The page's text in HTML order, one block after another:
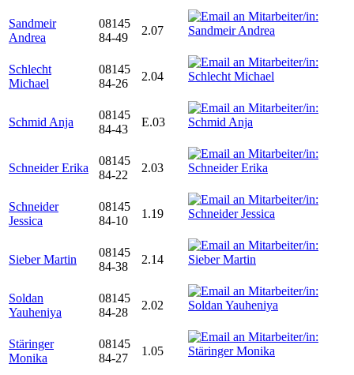
Sandmeir
Andrea
08145
84-49
2.07
Schlecht
Michael
08145
84-26
2.04
Schmid Anja
08145
84-43
E.03
Schneider Erika
08145
84-22
2.03
Schneider
Jessica
08145
84-10
1.19
Sieber Martin
08145
84-38
2.14
Soldan
Yauheniya
08145
84-28
2.02
Stäringer
Monika
08145
84-27
1.05